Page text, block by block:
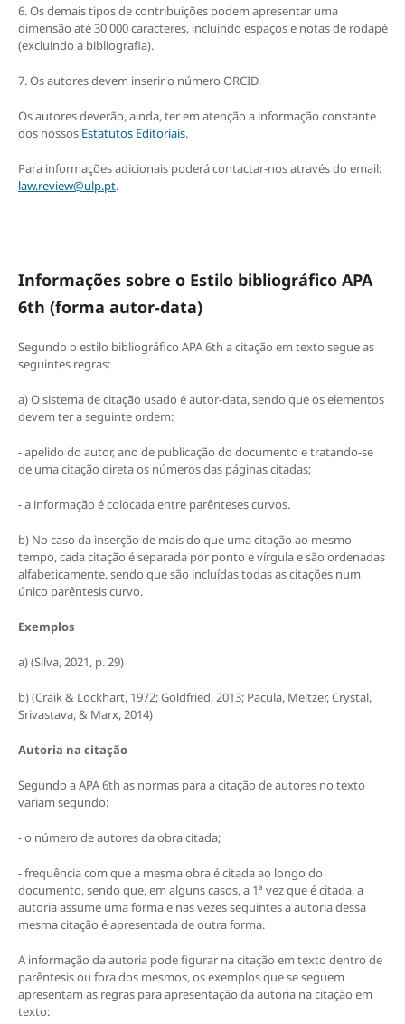
6. Os demais tipos de contribuições podem apresentar uma
dimensão até 30 000 caracteres, incluindo espaços e notas de rodapé
(excluindo a bibliografia).
7. Os autores devem inserir o número ORCID.
Os autores deverão, ainda, ter em atenção a informação constante
dos nossos Estatutos Editoriais.
Para informações adicionais poderá contactar-nos através do email:
law.review@ulp.pt.
Informações sobre o Estilo bibliográfico APA
6th (forma autor-data)
Segundo o estilo bibliográfico APA 6th a citação em texto segue as
seguintes regras:
a) O sistema de citação usado é autor-data, sendo que os elementos
devem ter a seguinte ordem:
- apelido do autor, ano de publicação do documento e tratando-se
de uma citação direta os números das páginas citadas;
- a informação é colocada entre parênteses curvos.
b) No caso da inserção de mais do que uma citação ao mesmo
tempo, cada citação é separada por ponto e vírgula e são ordenadas
alfabeticamente, sendo que são incluídas todas as citações num
único parêntesis curvo.
Exemplos
a) (Silva, 2021, p. 29)
b) (Craik & Lockhart, 1972; Goldfried, 2013; Pacula, Meltzer, Crystal,
Srivastava, & Marx, 2014)
Autoria na citação
Segundo a APA 6th as normas para a citação de autores no texto
variam segundo:
- o número de autores da obra citada;
- frequência com que a mesma obra é citada ao longo do
documento, sendo que, em alguns casos, a 1ª vez que é citada, a
autoria assume uma forma e nas vezes seguintes a autoria dessa
mesma citação é apresentada de outra forma.
A informação da autoria pode figurar na citação em texto dentro de
parêntesis ou fora dos mesmos, os exemplos que se seguem
apresentam as regras para apresentação da autoria na citação em
texto: